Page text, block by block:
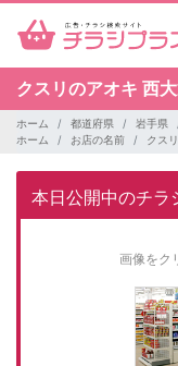
クスリのアオキ 西
ホーム 都道府県 岩手県
ホーム
お店の名前 クス
本日公開中のチラ
画像をク